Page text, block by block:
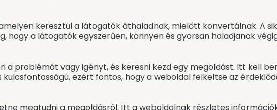
keresztül a látogatók áthaladnak, mielőtt konvertálnak. A
hogy a látogatók egyszerűen, könnyen és gyorsan haladjanak
a problémát vagy igényt, és keresni kezd egy megoldást. Itt kell
ezért fontos, hogy a weboldal felkeltse az